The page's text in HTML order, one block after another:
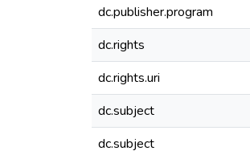
dc.publisher.program
dc.rights
dc.rights.uri
dc.subject
dc.subject